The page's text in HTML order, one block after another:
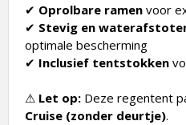
✔ Oprolbare ramen voor
✔ Stevig en
optimale bescherming
✔ Inclusief tentstokken
⚠ Let op: Deze regentent
Cruise (zonder deurtje).